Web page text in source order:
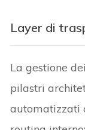
Layer di
La gestione
pilastri
automatizzati